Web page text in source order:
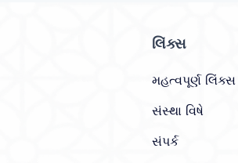
લિંક્સ
મહત્વપૂર્ણ લિંક્સ
સંસ્થા વિષે
સંપર્ક